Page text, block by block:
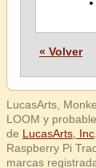
« Volver
LucasArts,
LOOM y
de LucasArts, Inc
Raspberry Pi
marcas